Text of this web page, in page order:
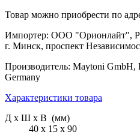
Товар можно приобрести по
Импортер: ООО "Орионлайт",
г. Минск, проспект
Производитель: Maytoni GmbH,
Germany
Характеристики товара
Д х Ш х В (мм)
40 х 15 х 90